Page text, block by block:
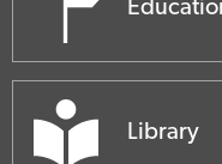
Library